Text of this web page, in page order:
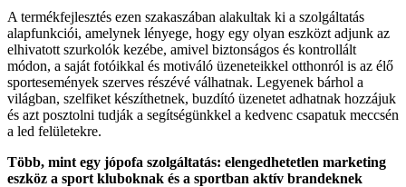
A termékfejlesztés ezen szakaszában alakultak ki a szolgáltatás
alapfunkciói, amelynek lényege, hogy egy olyan eszközt adjunk az
elhivatott szurkolók kezébe, amivel biztonságos és kontrollált
módon, a saját fotóikkal és motiváló üzeneteikkel otthonról is az élő
sportesemények szerves részévé válhatnak. Legyenek bárhol a
világban, szelfiket készíthetnek, buzdító üzenetet adhatnak hozzájuk
és azt posztolni tudják a segítségünkkel a kedvenc csapatuk meccsén
a led felületekre.
Több, mint egy jópofa szolgáltatás: elengedhetetlen marketing
eszköz a sport kluboknak és a sportban aktív brandeknek